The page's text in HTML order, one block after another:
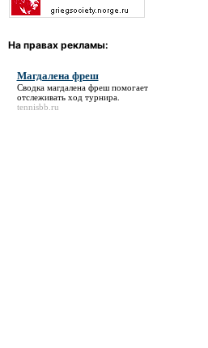
На правах рекламы:
Магдалена фреш
Сводка магдалена фрешпомогает
отслеживать ход турнира.
tennisbb.ru